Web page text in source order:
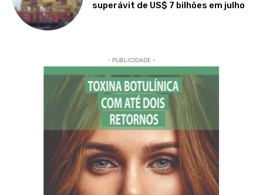
superávit de US$ 7 bilhões em julho
- PUBLICIDADE -